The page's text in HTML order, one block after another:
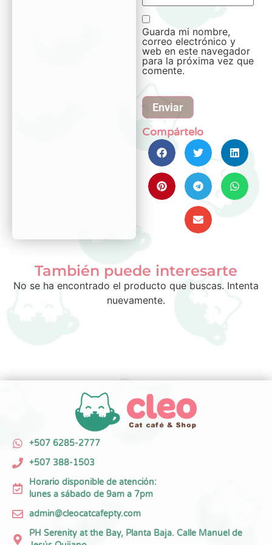
Guarda mi nombre,
correo electrónico y
web en este navegador
para la próxima vez que
comente.
Compártelo
También puede interesarte
No se ha encontrado el producto que buscas. Intenta
nuevamente.
+507 6285-2777
+507 388-1503
Horario disponible de atención:
lunes a sábado de 9am a 7pm
admin@cleocatcafepty.com
PH Serenity at the Bay, Planta Baja. Calle Manuel de